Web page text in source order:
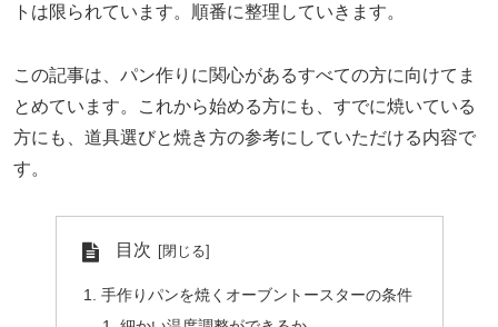
トは限られています。順番に整理していきます。
この記事は、パン作りに関心があるすべての方に向けてま
とめています。これから始める方にも、すでに焼いている
方にも、道具選びと焼き方の参考にしていただける内容で
す。
目次
手作りパンを焼くオーブントースターの条件